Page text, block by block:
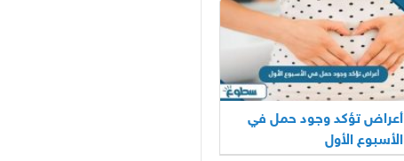
أعراض تؤكد وجود حمل في
الأسبوع الأول